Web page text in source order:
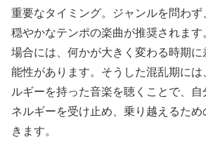
重要なタイミング。ジャンルを問わず
穏やかなテンポの楽曲が推奨されます
場合には、何かが大きく変わる時期
能性があります。そうした混乱期に
ルギーを持った音楽を聴くことで、
ネルギーを受け止め、乗り越えるた
きます。